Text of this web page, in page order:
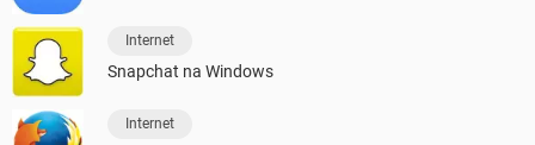
Internet
Snapchat na Windows
Internet